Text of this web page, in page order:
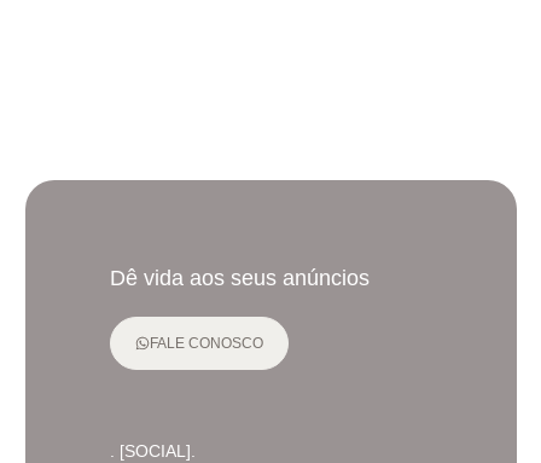
Dê vida aos seus anúncios
FALE CONOSCO
. [SOCIAL].